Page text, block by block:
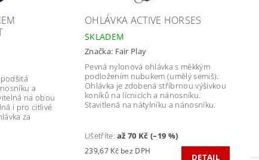
a
na obou
i pro citlivé
za
OHLÁVKA ACTIVE HORSES
SKLADEM
Značka: Fair Play
Pevná nylonová ohlávka s měkkým
podložením nubukem (umělý semiš).
Ohlávka je zdobená stříbrnou výšivkou
koníků na lícnicích a nánosníku.
Stavitlená na nátylníku a nánosníku.
Ušetříte:až 70 Kč (–19 %)
239,67 Kč bez DPH
DETAIL